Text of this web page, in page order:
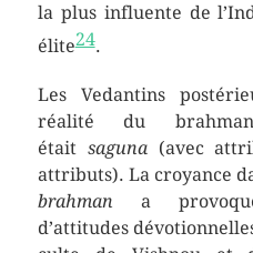
la plus influente de
élite24.
Les Vedantins
réalité du
était saguna(avec
attributs). La croyance
brahman a
d’attitudes